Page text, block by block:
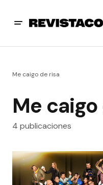
Me caigo de risa
Me
4 publicaciones